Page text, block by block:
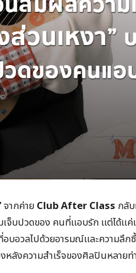
จากค่าย Club After Class กลั
จ็บปวดของ คนที่แอบรัก แต่ได้แค่
อบอวลไปด้วยอารมณ์และความลึก
หลังความสำเร็จของศิลปินหลายท่